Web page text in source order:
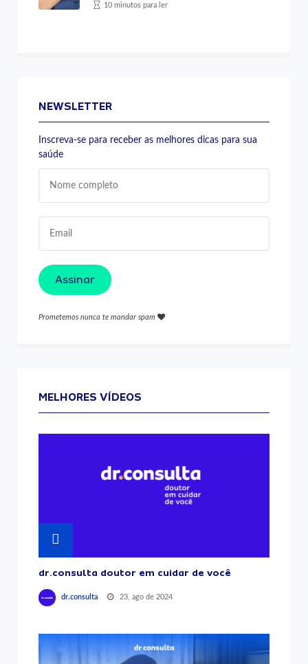
10 minutos para ler
NEWSLETTER
Inscreva-se para receber as melhores dicas para sua
saúde
Assinar
Prometemos nunca te mandar spam
MELHORES VÍDEOS
dr.consulta doutor em cuidar de você
dr.consulta 23, ago de 2024